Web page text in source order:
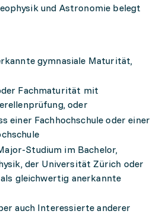
und Astronomie belegt
gymnasiale Maturität,
Fachmaturität mit
oder
einer Fachhochschule oder einer
Studium im Bachelor,
der Universität Zürich oder
gleichwertig anerkannte
auch Interessierte anderer